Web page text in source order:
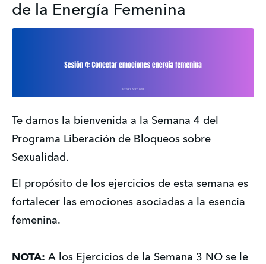
de la Energía Femenina
Te damos la bienvenida a la Semana 4 del
Programa Liberación de Bloqueos sobre
Sexualidad.
El propósito de los ejercicios de esta semana es
fortalecer las emociones asociadas a la esencia
femenina.
NOTA: A los Ejercicios de la Semana 3 NO se le